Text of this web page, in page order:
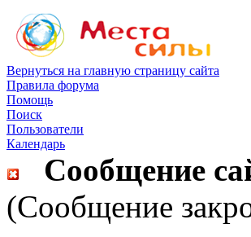
Вернуться на главную страницу сайта
Правила форума
Помощь
Поиск
Пользователи
Календарь
Сообщение
(Сообщение